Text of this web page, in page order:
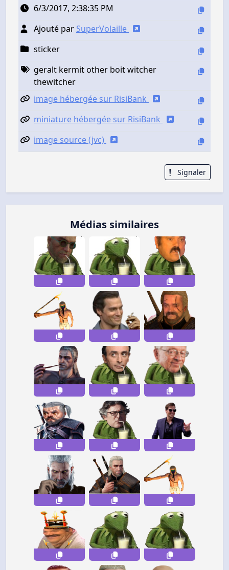
6/3/2017, 2:38:35 PM
Ajouté par SuperVolaille
sticker
geralt kermit other boit witcher
thewitcher
image hébergée sur RisiBank
miniature hébergée sur RisiBank
image source (jvc)
Signaler
Médias similaires